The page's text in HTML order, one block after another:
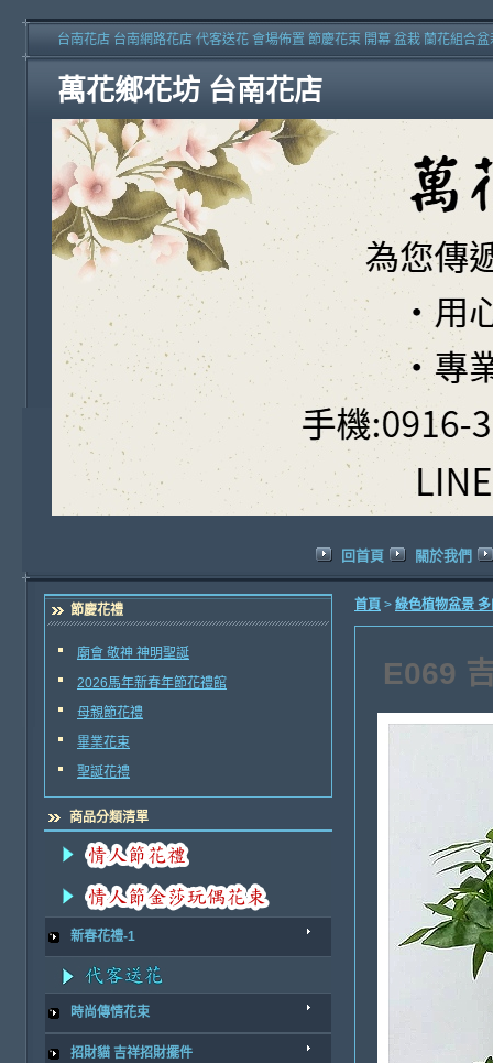
萬花鄉花坊 台南花店
台南花店 台南網路花店 代客送花 會場佈置 節慶花束 開幕 盆栽 蘭花組合
回首頁 關於我們
節慶花禮
廟會 敬神 神明聖誕
2026馬年新春年節花禮館
母親節花禮
畢業花束
聖誕花禮
商品分類清單
新春花禮-1
時尚傳情花束
招財貓 吉祥招財擺件
首頁 > 綠色植物盆景
E069